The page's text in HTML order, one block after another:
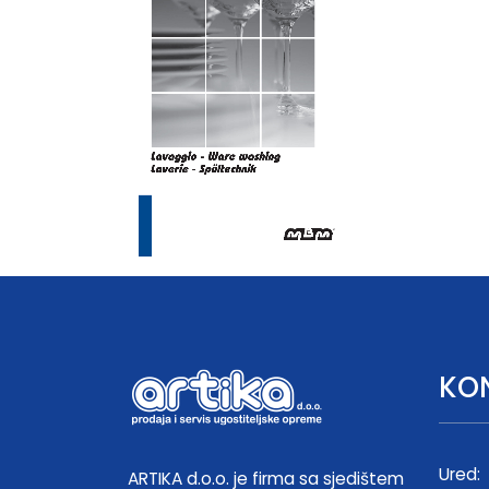
ARTIKA d.o.o. je firma sa sjedištem Ured: